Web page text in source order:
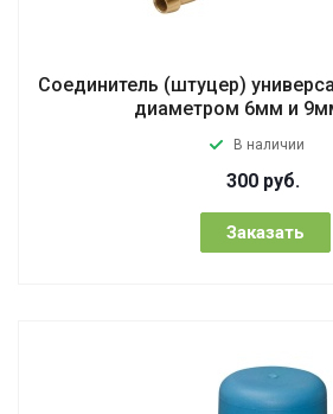
Соединитель (штуцер)
диаметром 6мм и
В наличии
300 руб.
Заказать